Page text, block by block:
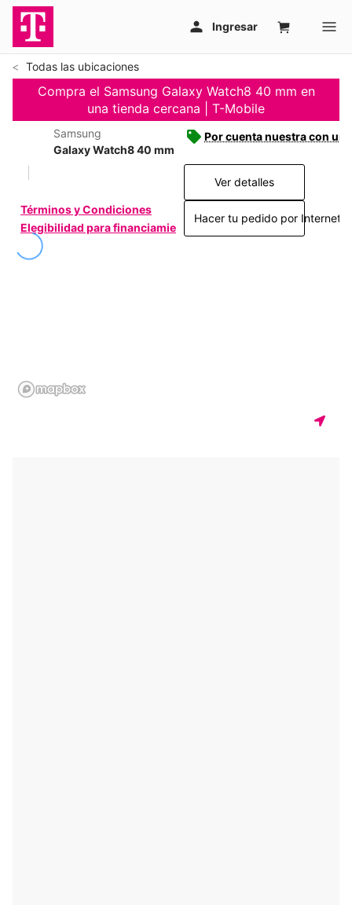
Todas las ubicaciones
Compra el Samsung Galaxy Watch8 40 mm en
una tienda cercana | T-Mobile
Samsung
Galaxy Watch8 40 mm
Términos y Condiciones
Elegibilidad para financiamiento
Por cuenta nuestra con
Ver detalles
Hacer tu pedido por Internet >